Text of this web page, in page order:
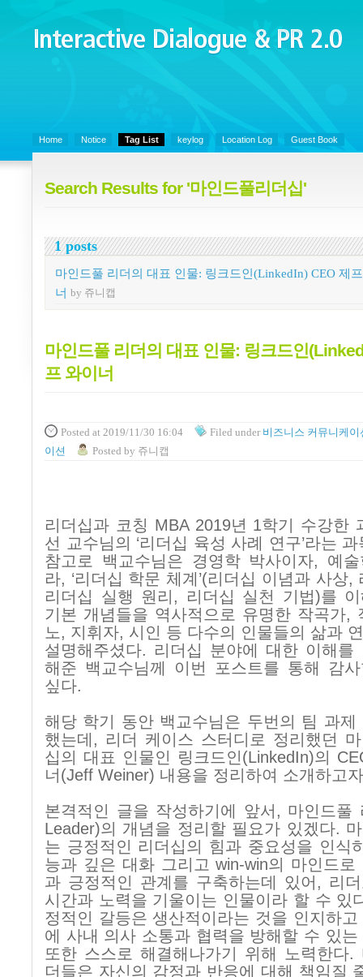
Interactive Dialogue &
PR 2.0
Home Notice Tag List keylog Location Log Guest Book
Search Results for '마인드풀리더십'
1 posts
마인드풀 리더의 대표 인물: 링크드인(LinkedIn) CEO 제
너 by 쥬니캡
마인드풀 리더의 대표 인물: 링크드인
프 와이너
Posted at 2019/11/30 16:04 Filed under 비즈니스 커뮤니케
이션
Posted by 쥬니캡
리더십과 코칭 MBA 2019년 1학기 수강한
선 교수님의 ‘리더십 육성 사례 연구’라는 과
참고로 백교수님은 경영학 박사이자, 예
라, ‘리더십 학문 체계 ’(리더십 이념과 사상,
리더십 실행 원리 , 리더십 실천 기법)를
기본 개념들을 역사적으로 유명한 작곡가,
노 , 지휘자, 시인 등 다수의 인물들의 삶과
설명해주셨다. 리더십 분야에 대한 이해를
해준 백교수님께 이번 포스트를 통해 감
싶다.
해당 학기 동안 백교수님은 두번의 팀 과제
했는데 , 리더 케이스 스터디로 정리했던
십의 대표 인물인 링크드인(LinkedIn)의
너 (Jeff Weiner) 내용을 정리하여 소개하고
본격적인 글을 작성하기에 앞서 , 마인드풀
Leader)의 개념을 정리할 필요가 있겠다.
는 긍정적인 리더십의 힘과 중요성을 인식
능과 깊은 대화 그리고win-win의 마인드로
과 긍정적인 관계를 구축하는데 있어 , 리
시간과 노력을 기울이는 인물이라 할 수 있
정적인 갈등은 생산적이라는 것을 인지하
에 사내 의사 소통과 협력을 방해할 수 있
또한 스스로 해결해나가기 위해 노력한다.
더들은 자신의 감정과 반응에 대해 책임질